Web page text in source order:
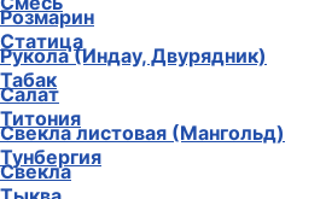
Статица
Табак
Титония
Тунбергия
Розмарин
Рукола (Индау, Двурядник)
Салат
Свекла листовая (Мангольд)
Свекла